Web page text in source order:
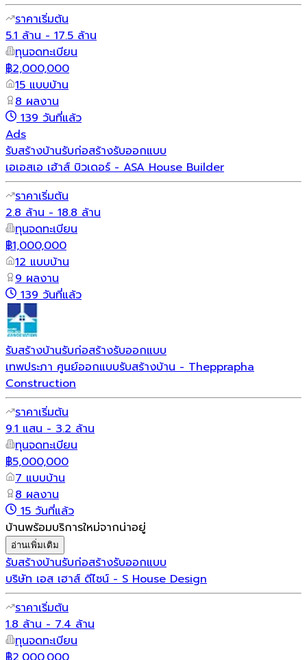
ราคาเริ่มต้น
5.1 ล้าน - 17.5 ล้าน
ทุนจดทะเบียน
฿2,000,000
15 แบบบ้าน
8 ผลงาน
139 วันที่แล้ว
Ads
รับสร้างบ้านรับก่อสร้างรับออกแบบ
เอเอสเอ เฮ้าส์ บิวเดอร์ - ASA House Builder
ราคาเริ่มต้น
2.8 ล้าน - 18.8 ล้าน
ทุนจดทะเบียน
฿1,000,000
12 แบบบ้าน
9 ผลงาน
139 วันที่แล้ว
รับสร้างบ้านรับก่อสร้างรับออกแบบ
เทพประภา ศูนย์ออกแบบรับสร้างบ้าน - Thepprapha
Construction
ราคาเริ่มต้น
9.1 แสน - 3.2 ล้าน
ทุนจดทะเบียน
฿5,000,000
7 แบบบ้าน
8 ผลงาน
15 วันที่แล้ว
บ้านพร้อมบริการใหม่จากน่าอยู่
อ่านเพิ่มเติม
รับสร้างบ้านรับก่อสร้างรับออกแบบ
บริษัท เอส เฮาส์ ดีไซน์ - S House Design
ราคาเริ่มต้น
1.8 ล้าน - 7.4 ล้าน
ทุนจดทะเบียน